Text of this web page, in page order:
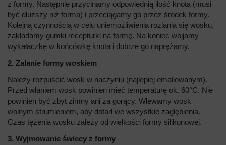
z formy. Następnie przycinamy odpowiednią ilość knota (musi
być dłuższy niż forma) i przeciągamy go przez środek formy.
Kolejną czynnością w celu uniemożliwienia rozlania się wosku,
zakładamy gumki recepturki na formę. Na koniec wbijamy
wykałaczkę w końcówkę knota i dobrze go naprężamy.
2. Zalanie formy woskiem
Należy rozpuścić wosk w naczyniu (najlepiej emaliowanym).
Przed wlaniem wosk powinien mieć temperaturę ok. 60°C. Nie
powinien być zbyt zimny ani za gorący. Wlewamy wosk
wolnym strumieniem, aby dotarł we wszystkie zagłębienia.
Czas tężenia wosku zależy od wielkości formy silikonowej.
3. Wyjmowanie świecy z formy